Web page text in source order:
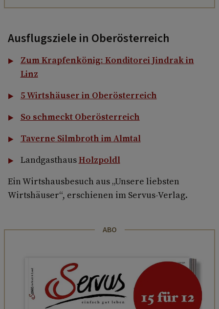
Ausflugsziele in Oberösterreich
Zum Krapfenkönig: Konditorei Jindrak in
Linz
5 Wirtshäuser in Oberösterreich
So schmeckt Oberösterreich
Taverne Silmbroth im Almtal
LandgasthausHolzpoldl
Ein Wirtshausbesuch aus „Unsere liebsten
Wirtshäuser“, erschienen im Servus-Verlag.
ABO